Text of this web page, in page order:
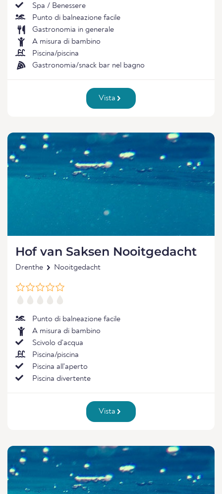
Spa / Benessere
Punto di balneazione facile
Gastronomia in generale
A misura di bambino
Piscina/piscina
Gastronomia/snack bar nel bagno
Vista
Hof van Saksen Nooitgedacht
Drenthe Nooitgedacht
Punto di balneazione facile
A misura di bambino
Scivolo d'acqua
Piscina/piscina
Piscina all'aperto
Piscina divertente
Vista